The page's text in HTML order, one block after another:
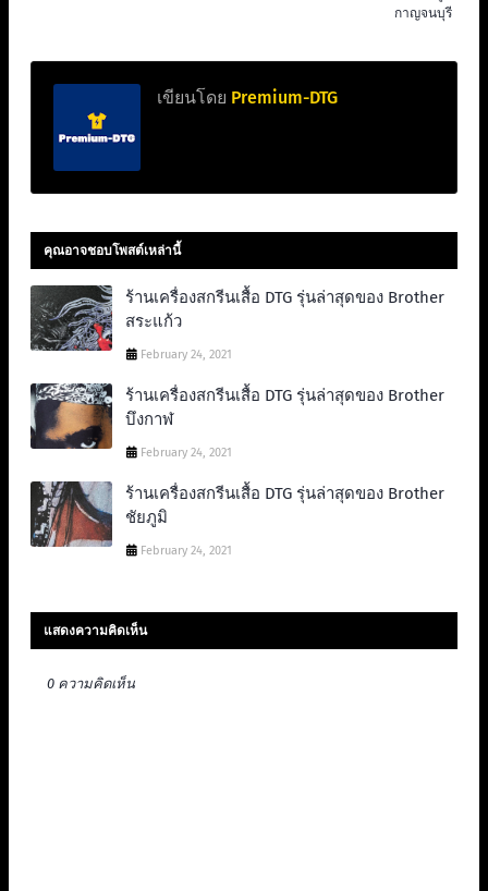
กาญจนบุรี
เขียนโดย Premium-DTG
คุณอาจชอบโพสต์เหล่านี้
ร้านเครื่องสกรีนเสื้อ DTG รุ่นล่าสุดของ Brother
สระแก้ว
February 24, 2021
ร้านเครื่องสกรีนเสื้อ DTG รุ่นล่าสุดของ Brother
บึงกาฬ
February 24, 2021
ร้านเครื่องสกรีนเสื้อ DTG รุ่นล่าสุดของ Brother
ชัยภูมิ
February 24, 2021
แสดงความคิดเห็น
0 ความคิดเห็น